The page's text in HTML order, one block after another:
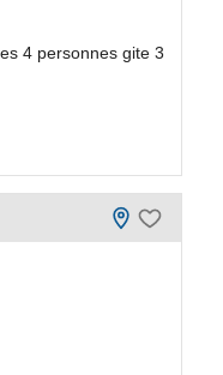
4 personnes gite 3